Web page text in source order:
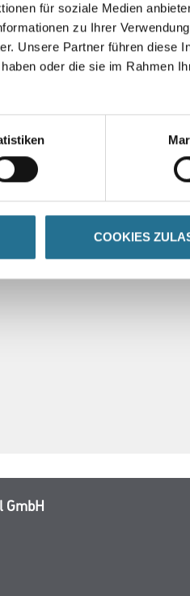
für soziale Medien
zu Ihrer
Unsere Partner führen diese
oder die sie im Rahmen
COOKIES
DATENBLÄTTER
GmbH